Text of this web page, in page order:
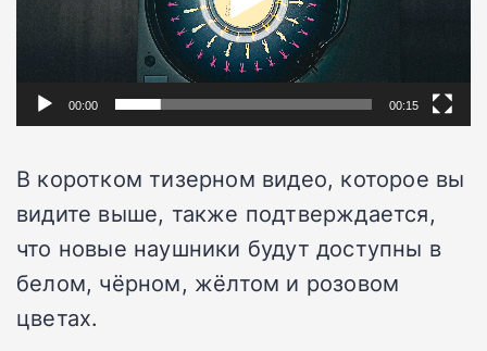
00:00 00:15
В коротком тизерном видео, которое вы
видите выше, также подтверждается,
что новые наушники будут доступны в
белом, чёрном, жёлтом и розовом
цветах.